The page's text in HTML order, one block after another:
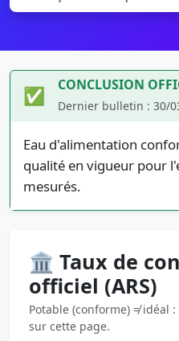
✅ CONCLUSION
Dernier bulletin : 30/
Eau d'alimentation
qualité en vigueur pour
mesurés.
🏛️ Taux de
officiel (ARS)
Potable (conforme) ≠ idéal
sur cette page.